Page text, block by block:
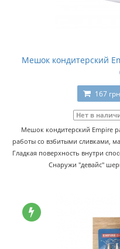
Мешок кондитерский
167
Нет в
Мешок кондитерский Empire
работы со взбитыми сливками,
Гладкая поверхность внутри
Снаружи "девайс"